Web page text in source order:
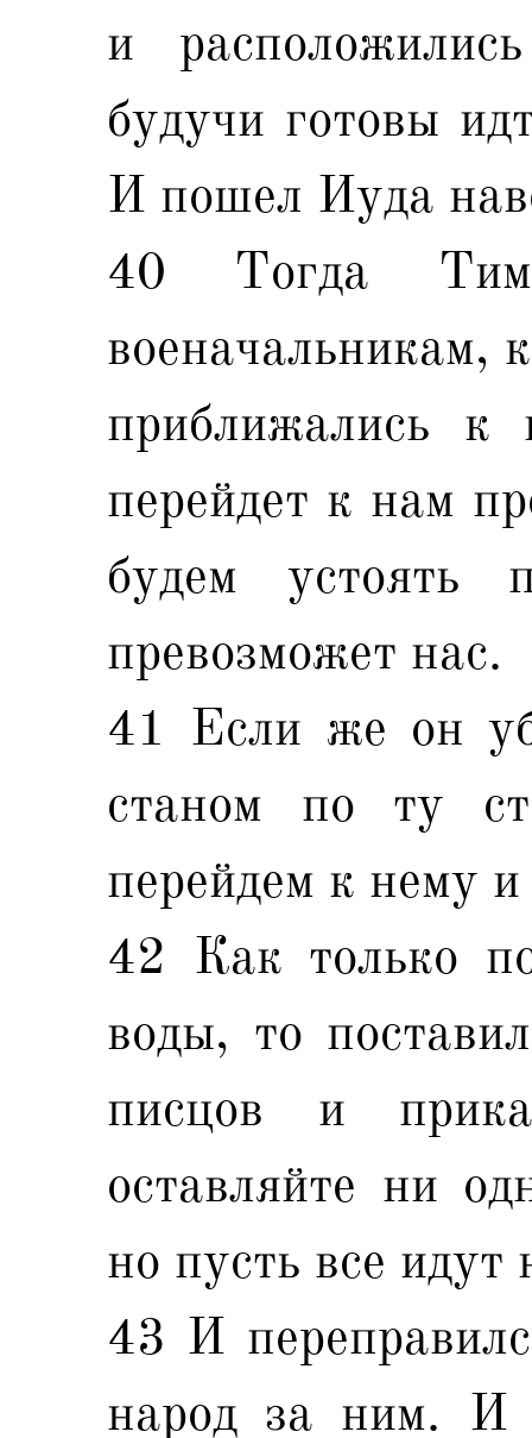
и
будучи готовы
И пошел Иуда
40 Тогда
военачальникам,
приближались к
перейдет к нам
будем устоять
превозможет нас.
41 Если же он
станом по ту
перейдем к нему
42 Как только
воды, то
писцов и
оставляйте ни
но пусть все
43 И
народ за ним. И